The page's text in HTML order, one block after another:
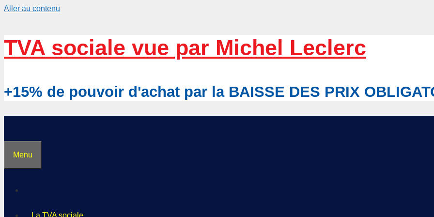
Aller au contenu
TVA sociale vue par Michel Leclerc
+15% de pouvoir d'achat par la BAISSE DES PRIX
Menu
La TVA sociale